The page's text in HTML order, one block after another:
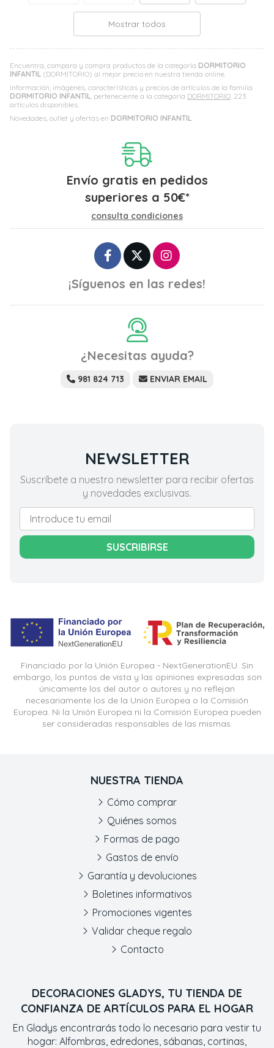
Encuentra, compara y compra productos de la categoría DORMITORIO
INFANTIL (DORMITORIO) al mejor precio en nuestra tienda online.
Información, imágenes, características y precios de artículos de la familia
DORMITORIO INFANTIL, perteneciente a la categoría DORMITORIO. 223
artículos disponibles.
Novedades, outlet y ofertas en DORMITORIO INFANTIL.
Mostrar todos
Envío gratis en pedidos
superiores a 50€*
consulta condiciones
¡Síguenos en las redes!
¿Necesitas ayuda?
981 824 713 ENVIAR EMAIL
NEWSLETTER
Suscríbete a nuestro newsletter para recibir ofertas
y novedades exclusivas.
SUSCRIBIRSE
Financiado por la Unión Europea - NextGenerationEU. Sin
embargo, los puntos de vista y las opiniones expresadas son
únicamente los del autor o autores y no reflejan
necesariamente los de la Unión Europea o la Comisión
Europea. Ni la Unión Europea ni la Comisión Europea pueden
ser consideradas responsables de las mismas.
DECORACIONES GLADYS, TU TIENDA DE
CONFIANZA DE ARTÍCULOS PARA EL HOGAR
En Gladys encontrarás todo lo necesario para vestir tu
hogar: Alfombras, edredones, sábanas, cortinas,
NUESTRA TIENDA
Cómo comprar
Quiénes somos
Formas de pago
Gastos de envío
Garantía y devoluciones
Boletines informativos
Promociones vigentes
Validar cheque regalo
Contacto